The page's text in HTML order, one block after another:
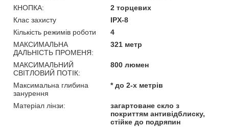
КНОПКА:
2 торцевих
Клас захисту
IPX-8
Кількість режимів роботи
4
МАКСИМАЛЬНА
ДАЛЬНІСТЬ ПРОМЕНЯ:
321 метр
МАКСИМАЛЬНИЙ
СВІТЛОВИЙ ПОТІК:
800 люмен
Максимальна глибина
занурення
* до 2-х метрів
Матеріал лінзи:
загартоване скло з
покриттям антивідблиску,
стійке до подряпин